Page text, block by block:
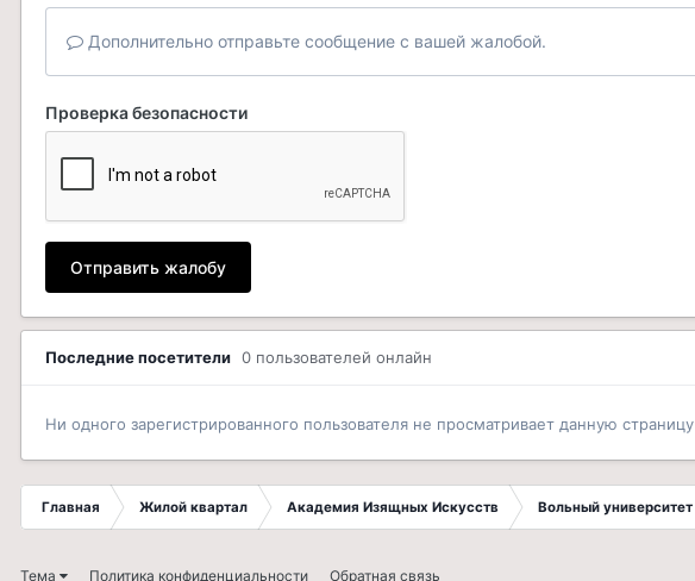
Дополнительно отправьте сообщение с вашей жалобой.
Проверка безопасности
Отправить жалобу
Последние посетители 0 пользователей онлайн
Ни одного зарегистрированного пользователя не просматривает данную страницу
Главная Жилой квартал Академия Изящных Искусств Вольный университет
Тема Политика конфиденциальности Обратная связь